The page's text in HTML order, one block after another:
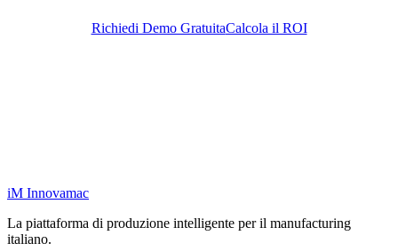
Richiedi Demo GratuitaCalcola il ROI
iM Innovamac
La piattaforma di produzione intelligente per il manufacturing
italiano.